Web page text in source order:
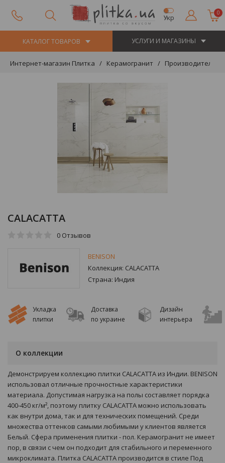
Укр
0
КАТАЛОГ ТОВАРОВ УСЛУГИ И МАГАЗИНЫ
Интернет-магазин Плитка Керамогранит Производители
CALACATTA
0 Отзывов
BENISON
Коллекция: CALACATTA
Страна: Индия
Укладка
плитки
Доставка
по украине
Дизайн
интерьера
О коллекции
Демонстрируем коллекцию плитки CALACATTA из Индии. BENISON
использовал отличные прочностные характеристики
материала. Допустимая нагрузка на полы составляет порядка
400-450 кг/м², поэтому плитку CALACATTA можно использовать
как внутри дома, так и для технических помещений. Среди
множества оттенков самыми любимыми у клиентов является
Белый. Сфера применения плитки - пол. Керамогранит не имеет
пор, в связи с чем он подходит для стабильного и переменного
микроклимата. Плитка CALACATTA производится в стиле Под